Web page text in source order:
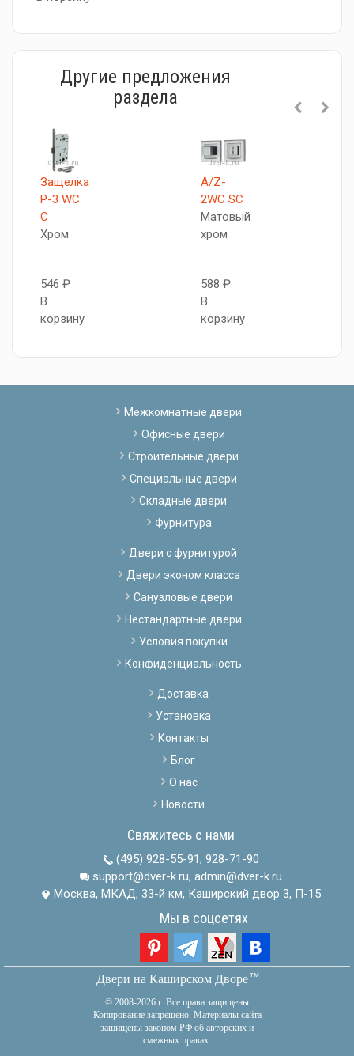
Другие предложения
раздела
Защелка
P-3 WC
C
Хром
546 ₽
В
корзину
A/Z-
2WC SC
Матовый
хром
588 ₽
В
корзину
Межкомнатные двери
Офисные двери
Строительные двери
Специальные двери
Складные двери
Фурнитура
Двери с фурнитурой
Двери эконом класса
Санузловые двери
Нестандартные двери
Условия покупки
Конфиденциальность
Доставка
Установка
Контакты
Блог
О нас
Новости
Свяжитесь с нами
(495) 928-55-91; 928-71-90
support@dver-k.ru, admin@dver-k.ru
Москва, МКАД, 33-й км, Каширский двор 3, П-15
Мы в соцсетях
Двери на Каширском Дворетм
© 2008-2026 г. Все права защищены
Копирование запрещено. Материалы сайта
защищены законом РФ об авторских и
смежных правах.